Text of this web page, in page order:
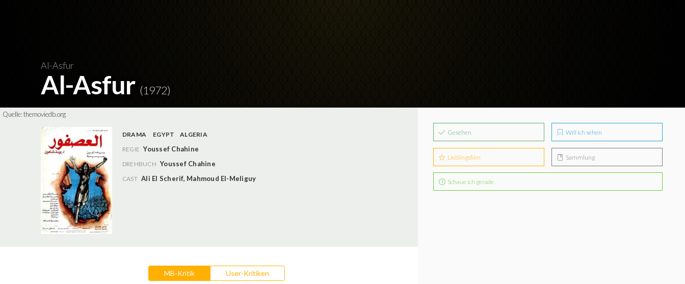
Al-Asfur
Al-Asfur (1972)
Quelle:themoviedb.org
DRAMA EGYPT
ALGERIA
REGIE Youssef Chahine
DREHBUCH Youssef Chahine
CAST Ali El Scherif, Mahmoud El-Meliguy
MB-Kritik User-Kritiken
Gesehen Will ich sehen
Lieblingsfilm Sammlung
Schaue ich gerade